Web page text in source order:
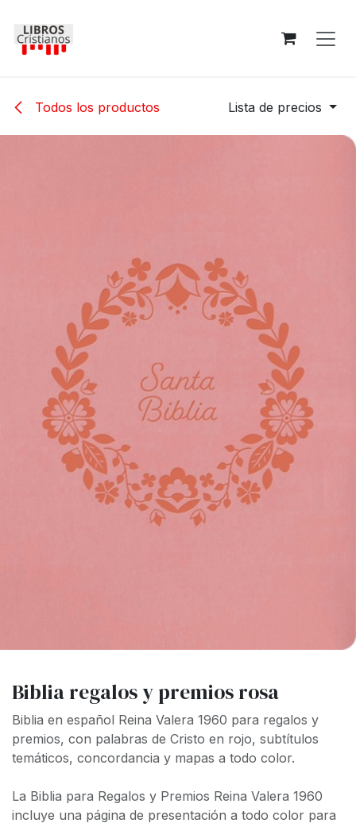
Todos los productos Lista de precios
Biblia regalos y premios rosa
Biblia en español Reina Valera 1960 para regalos y
premios, con palabras de Cristo en rojo, subtítulos
temáticos, concordancia y mapas a todo color.
La Biblia para Regalos y Premios Reina Valera 1960
incluye una página de presentación a todo color para